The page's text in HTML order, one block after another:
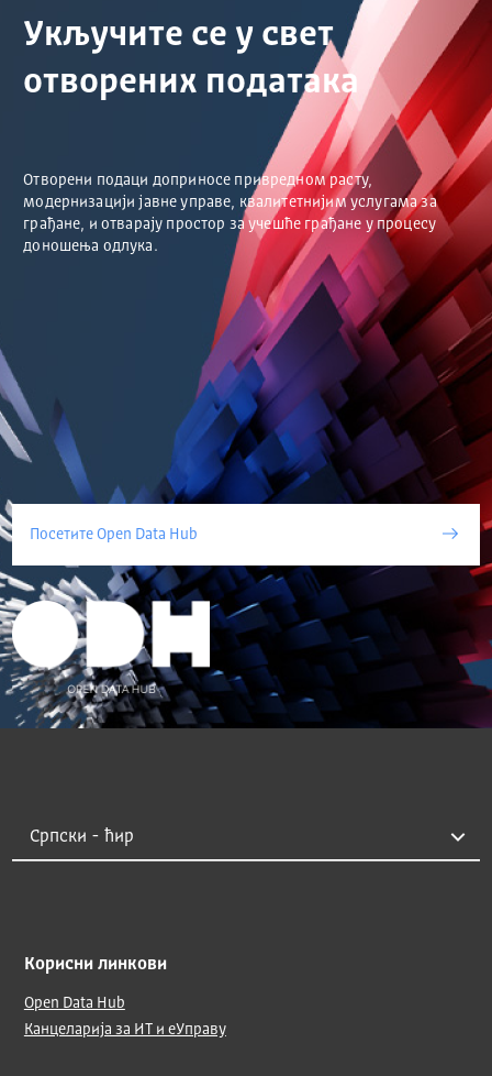
Укључите се у свет
отворених података
Отворени подаци доприносе привредном расту,
модернизацији јавне управе, квалитетнијим услугама за
грађане, и отварају простор за учешће грађане у процесу
доношења одлука.
Посетите Open Data Hub
Корисни линкови
Open Data Hub
Канцеларија за ИТ и еУправу